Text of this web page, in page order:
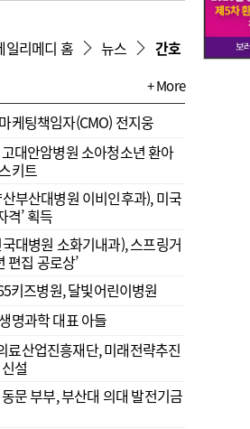
약제급여 심사 결과
일리메디 홈 뉴스 간호
+ More
케팅책임자(CMO) 전지웅
대안암병원 소아청소년 환아
키트
부산대병원 이비인후과), 미국
격’ 획득
대병원 소화기내과), 스프링거
편집 공로상’
키즈병원, 달빛어린이병원
명과학 대표 아들
료산업진흥재단, 미래전략추진
설
문 부부, 부산대 의대 발전기금